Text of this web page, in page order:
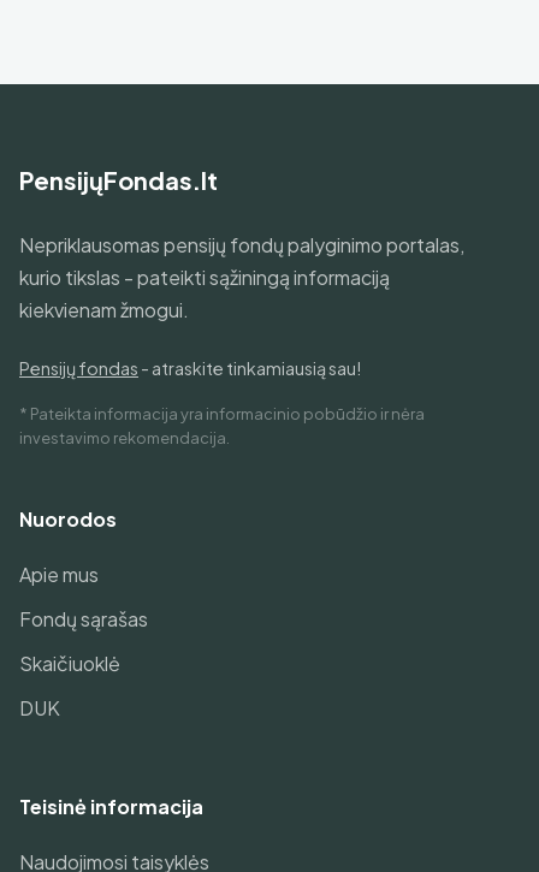
PensijųFondas.lt
Nepriklausomas pensijų fondų palyginimo portalas,
kurio tikslas - pateikti sąžiningą informaciją
kiekvienam žmogui.
Pensijų fondas - atraskite tinkamiausią sau!
* Pateikta informacija yra informacinio pobūdžio ir nėra
investavimo rekomendacija.
Nuorodos
Apie mus
Fondų sąrašas
Skaičiuoklė
DUK
Teisinė informacija
Naudojimosi taisyklės